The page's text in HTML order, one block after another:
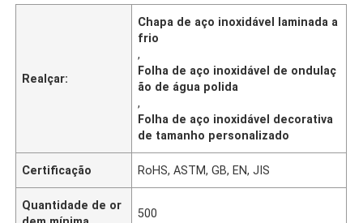
Realçar:
Chapa de aço inoxidável laminada a
frio
,
Folha de aço inoxidável de ondulaç
ão de água polida
,
Folha de aço inoxidável decorativa
de tamanho personalizado
Certificação RoHS, ASTM, GB, EN, JIS
Quantidade de or
500